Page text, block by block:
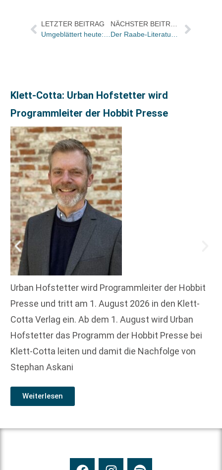
LETZTER BEITRAG
Klett-Cotta: Urban Hofstetter wird
Programmleiter der Hobbit Presse
Urban Hofstetter wird Programmleiter der Hobbit
Presse und tritt am 1. August 2026 in den Klett-
Cotta Verlag ein. Ab dem 1. August wird Urban
Hofstetter das Programm der Hobbit Presse bei
Klett-Cotta leiten und damit die Nachfolge von
Stephan Askani
Weiterlesen